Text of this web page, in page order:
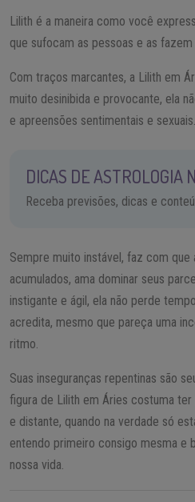
Lilith é a maneira como você
que sufocam as pessoas e as
Com traços marcantes, a Lilith em
muito desinibida e provocante, ela
e apreensões sentimentais e sexuais.
DICAS DE ASTROLOGIA
Receba previsões, dicas e
Sempre muito instável, faz com que
acumulados, ama dominar seus
instigante e ágil, ela não perde
acredita, mesmo que pareça uma
ritmo.
Suas inseguranças repentinas são
figura de Lilith em Áries costuma
e distante, quando na verdade só
entendo primeiro consigo mesma e
nossa vida.